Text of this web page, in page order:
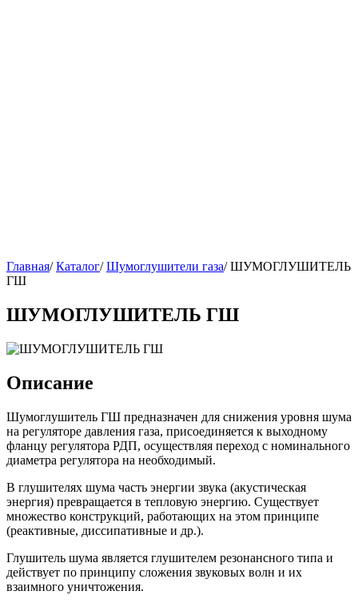
Главная/ Каталог/ Шумоглушители газа/ ШУМОГЛУШИТЕЛЬ
ГШ
ШУМОГЛУШИТЕЛЬ ГШ
Описание
Шумоглушитель ГШ предназначен для снижения уровня шума
на регуляторе давления газа, присоединяется к выходному
фланцу регулятора РДП, осуществляя переход с номинального
диаметра регулятора на необходимый.
В глушителях шума часть энергии звука (акустическая
энергия) превращается в тепловую энергию. Существует
множество конструкций, работающих на этом принципе
(реактивные, диссипативные и др.).
Глушитель шума является глушителем резонансного типа и
действует по принципу сложения звуковых волн и их
взаимного уничтожения.